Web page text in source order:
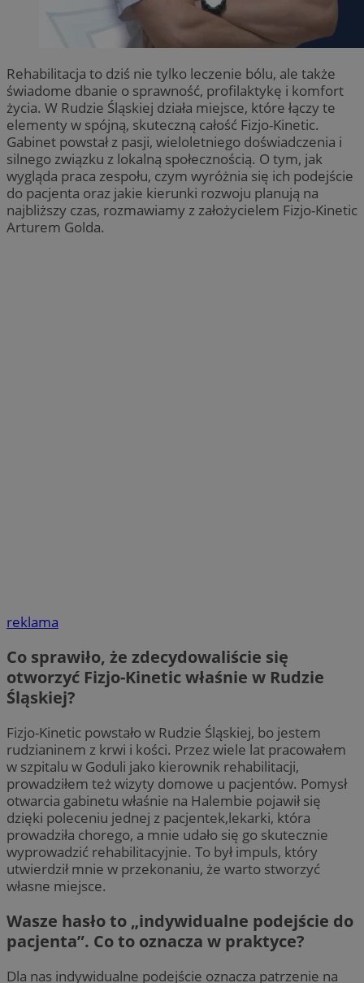
Rehabilitacja to dziś nie tylko leczenie bólu, ale także
świadome dbanie o sprawność, profilaktykę i komfort
życia. W Rudzie Śląskiej działa miejsce, które łączy te
elementy w spójną, skuteczną całość Fizjo-Kinetic.
Gabinet powstał z pasji, wieloletniego doświadczenia i
silnego związku z lokalną społecznością. O tym, jak
wygląda praca zespołu, czym wyróżnia się ich podejście
do pacjenta oraz jakie kierunki rozwoju planują na
najbliższy czas, rozmawiamy z założycielem Fizjo-Kinetic
Arturem Golda.
reklama
Co sprawiło, że zdecydowaliście się
otworzyć Fizjo-Kinetic właśnie w Rudzie
Śląskiej?
Fizjo-Kinetic powstało w Rudzie Śląskiej, bo jestem
rudzianinem z krwi i kości. Przez wiele lat pracowałem
w szpitalu w Goduli jako kierownik rehabilitacji,
prowadziłem też wizyty domowe u pacjentów. Pomysł
otwarcia gabinetu właśnie na Halembie pojawił się
dzięki poleceniu jednej z pacjentek,lekarki, która
prowadziła chorego, a mnie udało się go skutecznie
wyprowadzić rehabilitacyjnie. To był impuls, który
utwierdził mnie w przekonaniu, że warto stworzyć
własne miejsce.
Wasze hasło to „indywidualne podejście do
pacjenta”. Co to oznacza w praktyce?
Dla nas indywidualne podejście oznacza patrzenie na